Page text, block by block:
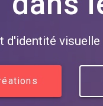
d'identité